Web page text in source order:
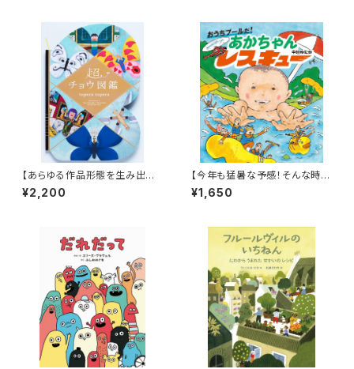
【あらゆる作品形態を生み出すt
upera tuperaの中でも丈太郎
的に好きなジャンル！】『超チョウ
¥2,200
【今年も猛暑な予感！そんな時に
はこんなアドベンチャー絵本は
いかが？】『おうちプールだ! あ
¥1,650